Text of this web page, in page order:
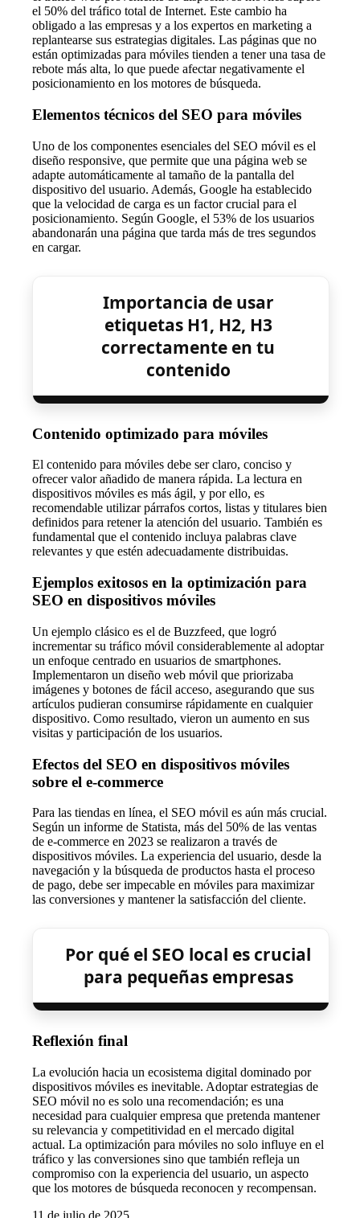
el 50% del tráfico total de Internet. Este cambio ha
obligado a las empresas y a los expertos en marketing a
replantearse sus estrategias digitales. Las páginas que no
están optimizadas para móviles tienden a tener una tasa de
rebote más alta, lo que puede afectar negativamente el
posicionamiento en los motores de búsqueda.
Elementos técnicos del SEO para móviles
Uno de los componentes esenciales del SEO móvil es el
diseño responsive, que permite que una página web se
adapte automáticamente al tamaño de la pantalla del
dispositivo del usuario. Además, Google ha establecido
que la velocidad de carga es un factor crucial para el
posicionamiento. Según Google, el 53% de los usuarios
abandonarán una página que tarda más de tres segundos
en cargar.
Importancia de usar
etiquetas H1, H2, H3
correctamente en tu
contenido
Contenido optimizado para móviles
El contenido para móviles debe ser claro, conciso y
ofrecer valor añadido de manera rápida. La lectura en
dispositivos móviles es más ágil, y por ello, es
recomendable utilizar párrafos cortos, listas y titulares bien
definidos para retener la atención del usuario. También es
fundamental que el contenido incluya palabras clave
relevantes y que estén adecuadamente distribuidas.
Ejemplos exitosos en la optimización para
SEO en dispositivos móviles
Un ejemplo clásico es el de Buzzfeed, que logró
incrementar su tráfico móvil considerablemente al adoptar
un enfoque centrado en usuarios de smartphones.
Implementaron un diseño web móvil que priorizaba
imágenes y botones de fácil acceso, asegurando que sus
artículos pudieran consumirse rápidamente en cualquier
dispositivo. Como resultado, vieron un aumento en sus
visitas y participación de los usuarios.
Efectos del SEO en dispositivos móviles
sobre el e-commerce
Para las tiendas en línea, el SEO móvil es aún más crucial.
Según un informe de Statista, más del 50% de las ventas
de e-commerce en 2023 se realizaron a través de
dispositivos móviles. La experiencia del usuario, desde la
navegación y la búsqueda de productos hasta el proceso
de pago, debe ser impecable en móviles para maximizar
las conversiones y mantener la satisfacción del cliente.
Por qué el SEO local es crucial
para pequeñas empresas
Reflexión final
La evolución hacia un ecosistema digital dominado por
dispositivos móviles es inevitable. Adoptar estrategias de
SEO móvil no es solo una recomendación; es una
necesidad para cualquier empresa que pretenda mantener
su relevancia y competitividad en el mercado digital
actual. La optimización para móviles no solo influye en el
tráfico y las conversiones sino que también refleja un
compromiso con la experiencia del usuario, un aspecto
que los motores de búsqueda reconocen y recompensan.
11 de julio de 2025